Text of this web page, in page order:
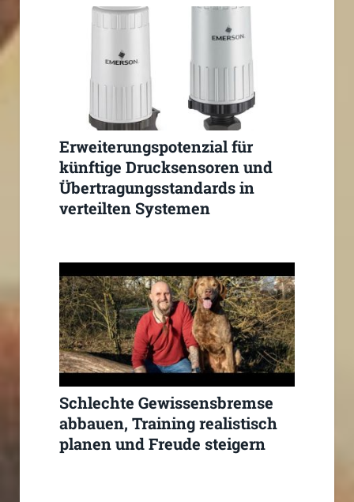
Erweiterungspotenzial für
künftige Drucksensoren und
Übertragungsstandards in
verteilten Systemen
Schlechte Gewissensbremse
abbauen, Training realistisch
planen und Freude steigern